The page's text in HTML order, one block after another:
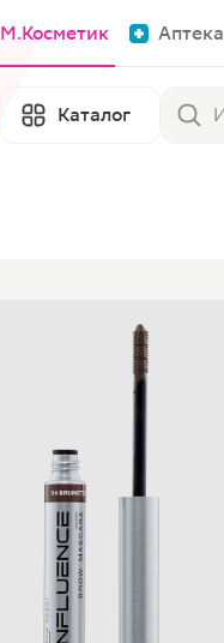
М.Косметик Аптека
Каталог